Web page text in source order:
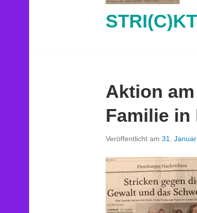
Aktion
Familie in
Veröffentlicht am 31.